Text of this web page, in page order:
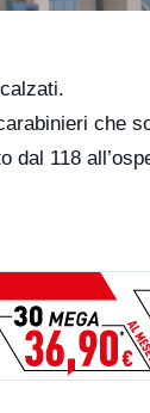
che
118